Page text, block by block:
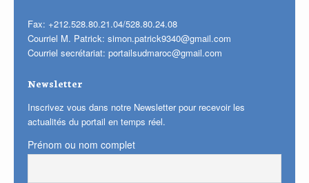
Fax: +212.528.80.21.04/528.80.24.08
Courriel M. Patrick: simon.patrick9340@gmail.com
Courriel secrétariat: portailsudmaroc@gmail.com
Newsletter
Inscrivez vous dans notre Newsletter pour recevoir les
actualités du portail en temps réel.
Prénom ou nom complet